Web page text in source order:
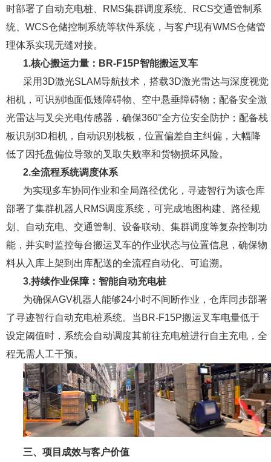
时部署了自动充电桩、RMS集群调度系统、RCS交通管制系
统、WCS仓储控制系统等软件系统，与客户现有WMS仓储管
理体系实现无缝对接。
1.核心搬运力量：BR-F15P智能搬运叉车
采用3D激光SLAM导航技术，搭载3D激光雷达与深度视觉
相机，可识别地面低矮障碍物、空中悬垂障碍物；配备安全激
光雷达与叉尖光电传感器，确保360°全方位安全防护；配备栈
板识别3D相机，自动识别栈板，位置偏差自主纠偏，大幅降
低了因托盘偏位导致的叉取失败率和货物损坏风险。
2.全流程系统调度体系
为实现多车协同作业和全局路径优化，寻迹智行为该仓库
部署了集群机器人RMS调度系统，可完成地图构建、路径规
划、自动充电、交通管制、设备联动、集群调度等复杂控制功
能，并实时监控每台搬运叉车的作业状态与位置信息，确保物
料从入库上架到出库配送的全流程自动化、可追溯。
3.持续作业保障：智能自动充电桩
为确保AGV机器人能够24小时不间断作业，仓库同步部署
了寻迹智行自动充电桩系统。当BR-F15P搬运叉车电量低于
设定阈值时，系统会自动调度其前往充电桩进行自主充电，全
程无需人工干预。
三、项目成效与客户价值